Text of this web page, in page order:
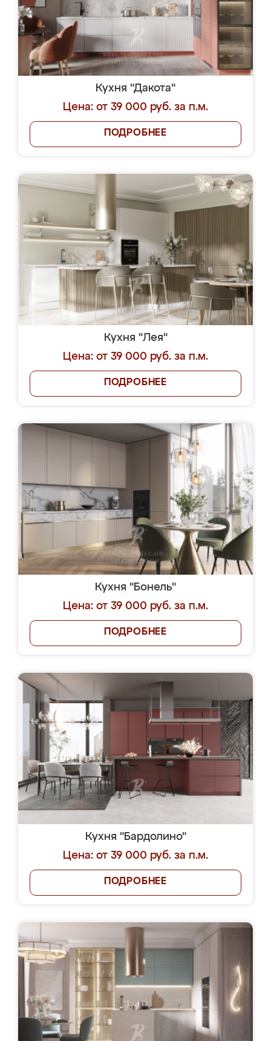
Кухня "Дакота"
Цена: от 39 000 руб. за п.м.
ПОДРОБНЕЕ
Кухня "Лея"
Цена: от 39 000 руб. за п.м.
ПОДРОБНЕЕ
Кухня "Бонель"
Цена: от 39 000 руб. за п.м.
ПОДРОБНЕЕ
Кухня "Бардолино"
Цена: от 39 000 руб. за п.м.
ПОДРОБНЕЕ